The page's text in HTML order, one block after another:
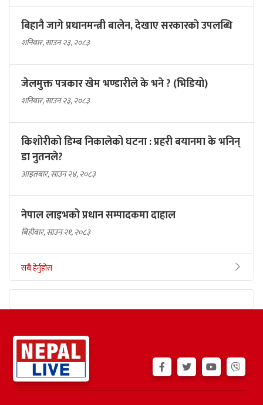
बिहानै जागे प्रधानमन्त्री बालेन, देखाए सरकारकाे उपलब्धि
शनिबार, साउन २३, २०८३
जेलमुक्त पत्रकार खेम भण्डारीले के भने ? (भिडियो)
शनिबार, साउन २३, २०८३
किशोरीको डिम्ब निकालेको घटना : प्रहरी बयानमा के भनिन्
डा नुतनले?
आइतबार, साउन २४, २०८३
नेपाल लाइभको प्रधान सम्पादकमा दाहाल
बिहीबार, साउन २१, २०८३
सबै हेर्नुहोस